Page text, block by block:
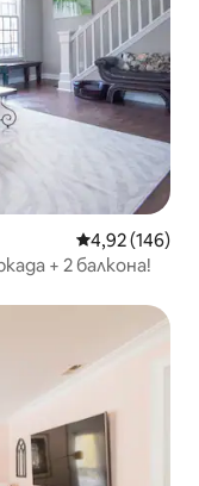
Средна
4,92 (146)
+ 2 балкона!